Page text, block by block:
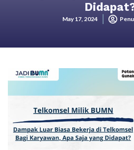
May 17, 2024